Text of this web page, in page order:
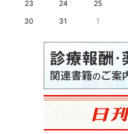
23
24 25
30
31 1